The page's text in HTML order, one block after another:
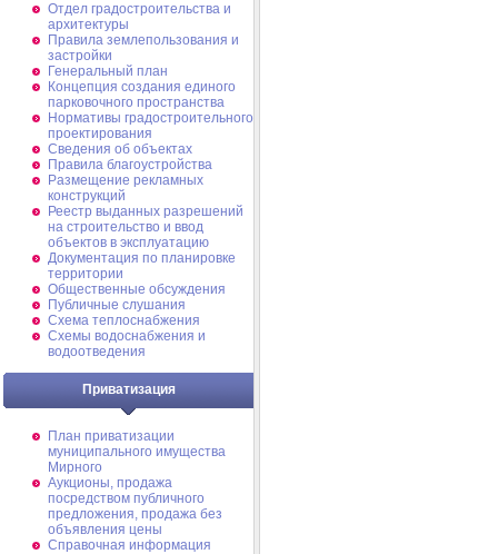
Отдел градостроительства и
архитектуры
Правила землепользования и
застройки
Генеральный план
Концепция создания единого
парковочного пространства
Нормативы градостроительного
проектирования
Сведения об объектах
Правила благоустройства
Размещение рекламных
конструкций
Реестр выданных разрешений
на строительство и ввод
объектов в эксплуатацию
Документация по планировке
территории
Общественные обсуждения
Публичные слушания
Схема теплоснабжения
Схемы водоснабжения и
водоотведения
Приватизация
План приватизации
муниципального имущества
Мирного
Аукционы, продажа
посредством публичного
предложения, продажа без
объявления цены
Справочная информация